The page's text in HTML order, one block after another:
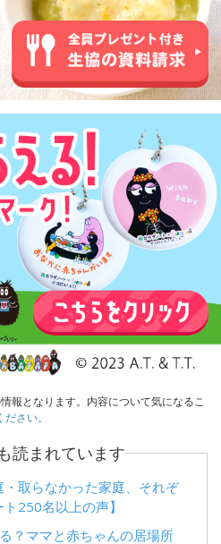
報となります。内容について気になるこ
さい。
読まれています
取らなかった家庭、それぞ
250名以上の声】
？ママと赤ちゃんの居場所